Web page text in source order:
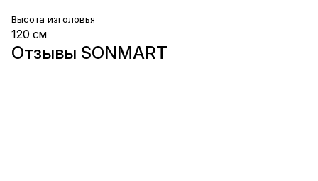
Высота изголовья
120 см
Отзывы SONMART